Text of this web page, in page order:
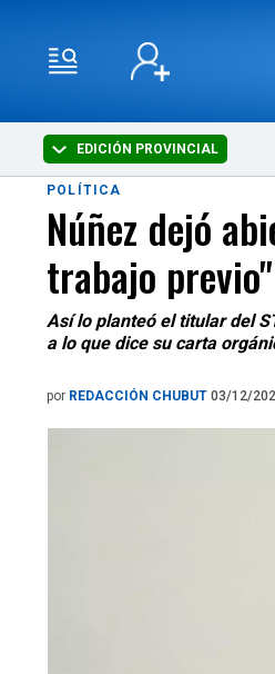
EDICIÓN PROVINCIAL
POLÍTICA
Núñez dejó
trabajo previo"
Así lo planteó el titular del
a lo que dice su carta
por REDACCIÓN CHUBUT 03/12/